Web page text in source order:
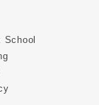
School